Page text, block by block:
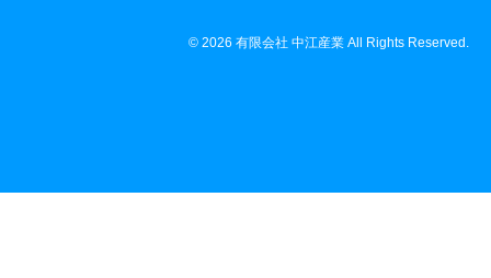
© 2026 有限会社 中江産業 All Rights Reserved.